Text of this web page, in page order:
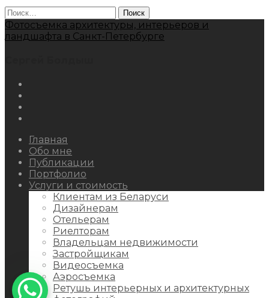
Найти:
Фотосъемка архитектуры, интерьеров и
ландшафта в Санкт-Петербурге
Главная
Обо мне
Публикации
Портфолио
Услуги и стоимость
Клиентам из Беларуси
Дизайнерам
Отельерам
Риелторам
Владельцам недвижимости
Застройщикам
Видеосъемка
Аэросъемка
Ретушь интерьерных и архитектурных